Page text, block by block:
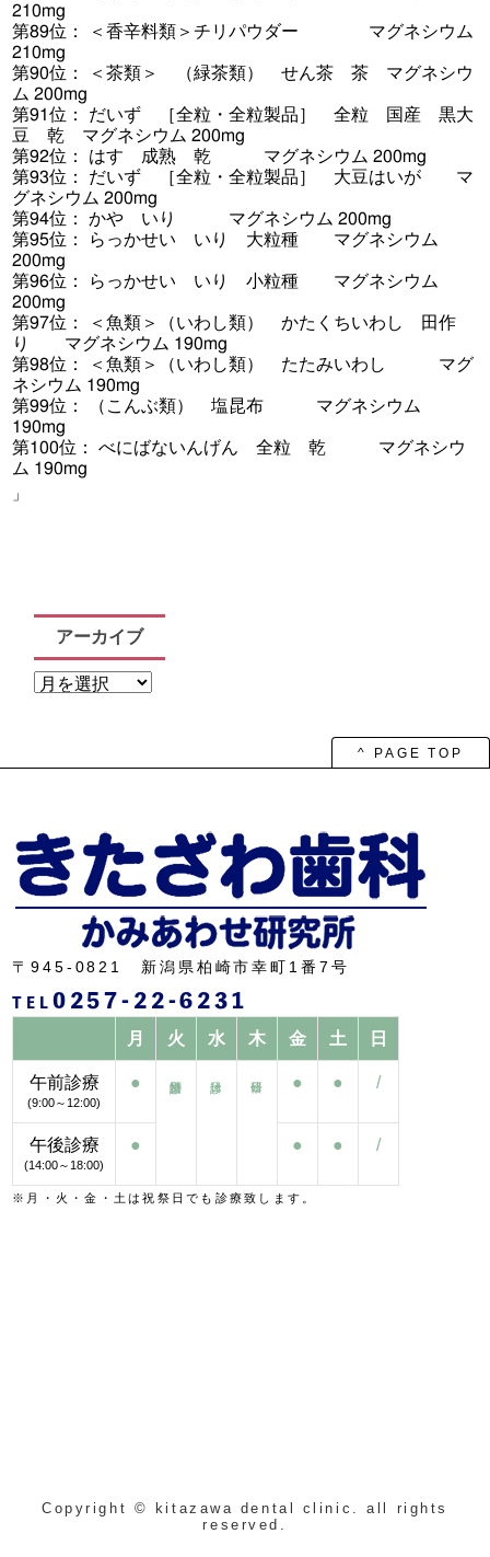
210mg
第89位： ＜香辛料類＞チリパウダー マグネシウム
210mg
第90位： ＜茶類＞ （緑茶類） せん茶 茶 マグネシウ
ム 200mg
第91位： だいず ［全粒・全粒製品］ 全粒 国産 黒大
豆 乾 マグネシウム 200mg
第92位： はす 成熟 乾 マグネシウム 200mg
第93位： だいず ［全粒・全粒製品］ 大豆はいが マ
グネシウム 200mg
第94位： かや いり マグネシウム 200mg
第95位： らっかせい いり 大粒種 マグネシウム
200mg
第96位： らっかせい いり 小粒種 マグネシウム
200mg
第97位： ＜魚類＞（いわし類） かたくちいわし 田作
り マグネシウム 190mg
第98位： ＜魚類＞（いわし類） たたみいわし マグ
ネシウム 190mg
第99位： （こんぶ類） 塩昆布 マグネシウム
190mg
第100位： べにばないんげん 全粒 乾 マグネシウ
ム 190mg
」
アーカイブ
ア
ー
^ PAGE TOP
〒945-0821 新潟県柏崎市幸町1番7号
TEL 0257-22-6231
月 火 水 木 金 土 日
午前診療
(9:00～12:00)
● ● ● /
午後診療
(14:00～18:00)
● ● ● /
※月・火・金・土は祝祭日でも診療致します。
Copyright © kitazawa dental clinic. all rights
reserved.